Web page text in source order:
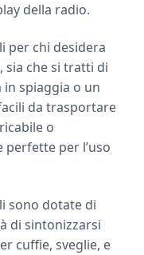
della radio.
per chi desidera
sia che si tratti di
spiaggia o un
da trasportare
o
perfette per l’uso
sono dotate di
di sintonizzarsi
cuffie, sveglie, e